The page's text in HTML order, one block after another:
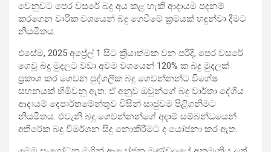
වෙනුවට පෙර වසරේ බදු අය කළ හැකි ආදායම පදනම්
කරගෙන වාරික වශයෙන් බදු ගෙවීමේ ක්‍රමයක් හඳුන්වා දීමට
නියමිතය.
එසේම, 2025 අප්‍රේල් 1 සිට ක්‍රියාත්මක වන පරිදි, පෙර වසරේ
ගෙවූ බදු මුදලට වඩා අවම වශයෙන් 120% ක බදු මුදලක්
ප්‍රකාශ කර ගෙවන පුද්ගලික බදු ගෙවන්නන්ට විශේෂ
සහනයක් හිමිවනු ඇත. ඒ අනුව ඔවුන්ගේ බදු වාර්තා දේශීය
ආදායම් දෙපාර්තමේන්තුව විසින් සෘජුවම පිළිගනිමට
නියමිතය. එවැනි බදු ගෙවන්නන්ගේ අදාම් සම්බන්ධයෙන්
අතිරේක බදු විමර්ශන සිදු නොකිරීමට ද යෝජනා කර ඇත.